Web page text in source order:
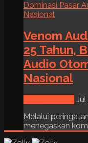
Venom
25 Tahun,
Audio
Nasional
Jul
Melalui
menegaskan